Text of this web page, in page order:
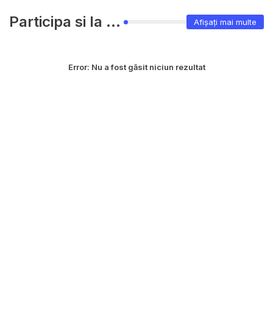
Participa si la ... Afișați mai multe
Error: Nu a fost găsit niciun rezultat